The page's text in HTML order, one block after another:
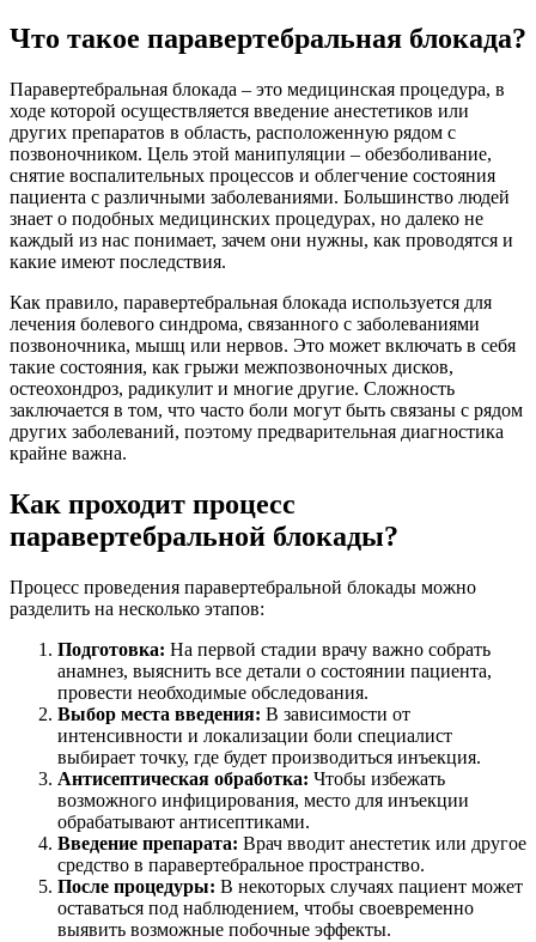
Что такое паравертебральная блокада?
Паравертебральная блокада – это медицинская процедура, в
ходе которой осуществляется введение анестетиков или
других препаратов в область, расположенную рядом с
позвоночником. Цель этой манипуляции – обезболивание,
снятие воспалительных процессов и облегчение состояния
пациента с различными заболеваниями. Большинство людей
знает о подобных медицинских процедурах, но далеко не
каждый из нас понимает, зачем они нужны, как проводятся и
какие имеют последствия.
Как правило, паравертебральная блокада используется для
лечения болевого синдрома, связанного с заболеваниями
позвоночника, мышц или нервов. Это может включать в себя
такие состояния, как грыжи межпозвоночных дисков,
остеохондроз, радикулит и многие другие. Сложность
заключается в том, что часто боли могут быть связаны с рядом
других заболеваний, поэтому предварительная диагностика
крайне важна.
Как проходит процесс
паравертебральной блокады?
Процесс проведения паравертебральной блокады можно
разделить на несколько этапов:
Подготовка: На первой стадии врачу важно собрать
анамнез, выяснить все детали о состоянии пациента,
провести необходимые обследования.
Выбор места введения: В зависимости от
интенсивности и локализации боли специалист
выбирает точку, где будет производиться инъекция.
Антисептическая обработка: Чтобы избежать
возможного инфицирования, место для инъекции
обрабатывают антисептиками.
Введение препарата: Врач вводит анестетик или другое
средство в паравертебральное пространство.
После процедуры: В некоторых случаях пациент может
оставаться под наблюдением, чтобы своевременно
выявить возможные побочные эффекты.